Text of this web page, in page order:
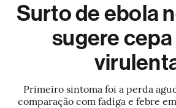
Surto de ebola
sugere
Primeiro sintoma foi a perda
comparação com fadiga e febre